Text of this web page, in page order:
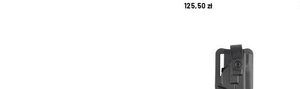
125,50 zł